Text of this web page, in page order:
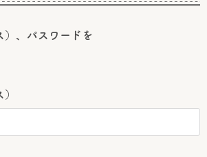
）、パスワードを